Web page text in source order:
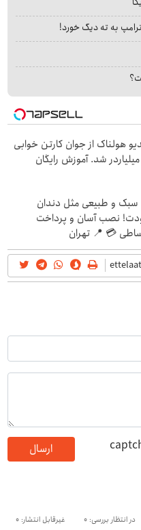
ترامپ به ته دیگ خورد!
هولناک از جوان کارتن خوابی
شد. آموزش رایگان
و طبیعی مثل دندان
نصب آسان و پرداخت
💳 📍 تهران
ارسال
در انتظار بررسی: 0 غیرقابل انتشار: 0